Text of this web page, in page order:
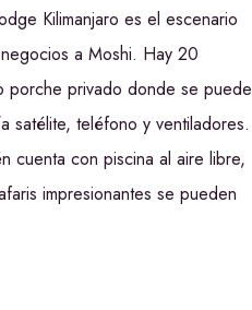
Kilimanjaro es el escenario
a Moshi. Hay 20
porche privado donde se puede
satélite, teléfono y ventiladores.
cuenta con piscina al aire libre,
impresionantes se pueden